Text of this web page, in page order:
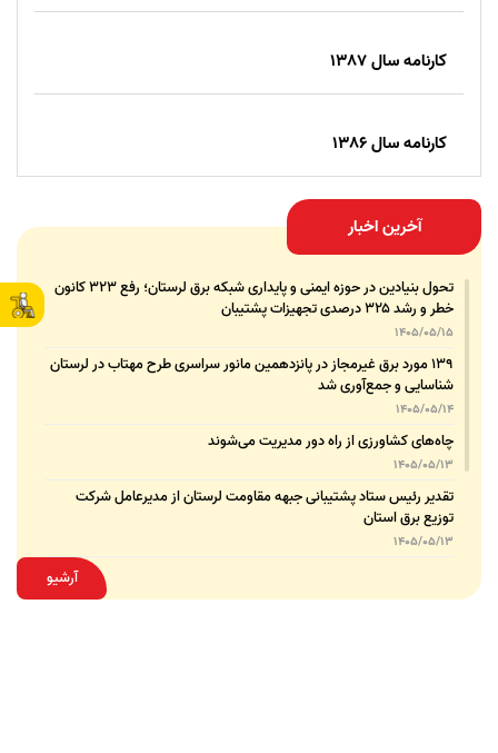
کارنامه سال 1387
کارنامه سال 1386
آخرین اخبار
تحول بنیادین در حوزه ایمنی و پایداری شبکه برق لرستان؛ رفع ۳۲۳ کانون
خطر و رشد ۳۲۵ درصدی تجهیزات پشتیبان
1405/05/15
۱۳۹ مورد برق غیرمجاز در پانزدهمین مانور سراسری طرح مهتاب در لرستان
شناسایی و جمع‌آوری شد
1405/05/14
چاه‌های کشاورزی از راه دور مدیریت می‌شوند
1405/05/13
تقدیر رئیس ستاد پشتیبانی جبهه مقاومت لرستان از مدیرعامل شرکت
توزیع برق استان
1405/05/13
قدردانی مسئول عتبات عالیات وزارت نیرو از مدیرعامل شرکت توزیع نیروی
برق استان لرستان
آرشیو